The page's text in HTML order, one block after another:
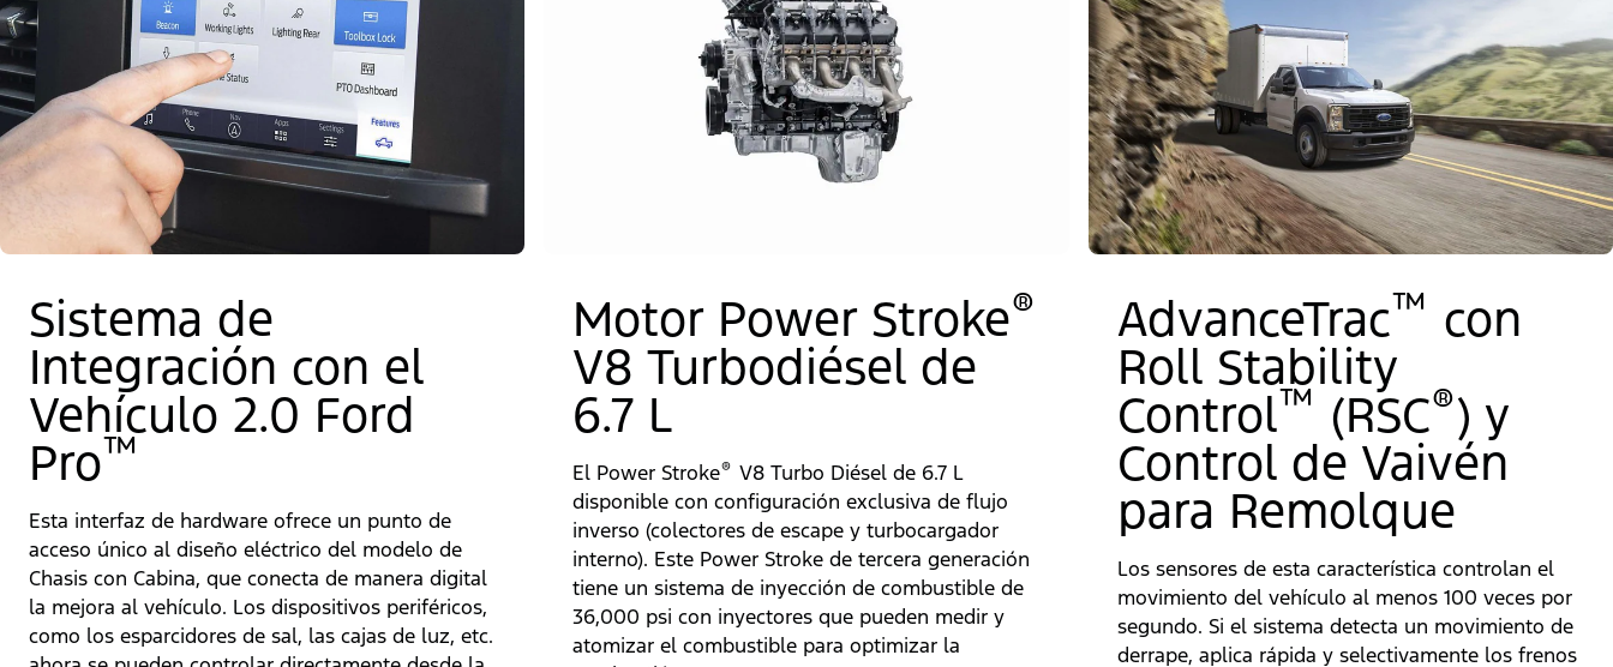
Sistema de
Integración con el
Vehículo 2.0 Ford
Pro™
Esta interfaz de hardware ofrece un punto de
acceso único al diseño eléctrico del modelo de
Chasis con Cabina, que conecta de manera digital
la mejora al vehículo. Los dispositivos periféricos,
como los esparcidores de sal, las cajas de luz, etc.
Motor Power Stroke®
V8 Turbodiésel de
6.7 L
El Power Stroke® V8 Turbo Diésel de 6.7 L
disponible con configuración exclusiva de flujo
inverso (colectores de escape y turbocargador
interno). Este Power Stroke de tercera generación
tiene un sistema de inyección de combustible de
36,000 psi con inyectores que pueden medir y
atomizar el combustible para optimizar la
AdvanceTrac™ con
Roll Stability
Control™ (RSC®) y
Control de Vaivén
para Remolque
Los sensores de esta característica controlan el
movimiento del vehículo al menos 100 veces por
segundo. Si el sistema detecta un movimiento de
derrape, aplica rápida y selectivamente los frenos